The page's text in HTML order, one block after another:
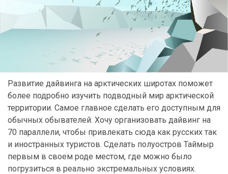
Развитие дайвинга на арктических широтах поможет
более подробно изучить подводный мир арктической
территории. Самое главное сделать его доступным для
обычных обывателей. Хочу организовать дайвинг на
70 параллели, чтобы привлекать сюда как русских так
и иностранных туристов. Сделать полуостров Таймыр
первым в своем роде местом, где можно было
погрузиться в реально экстремальных условиях.